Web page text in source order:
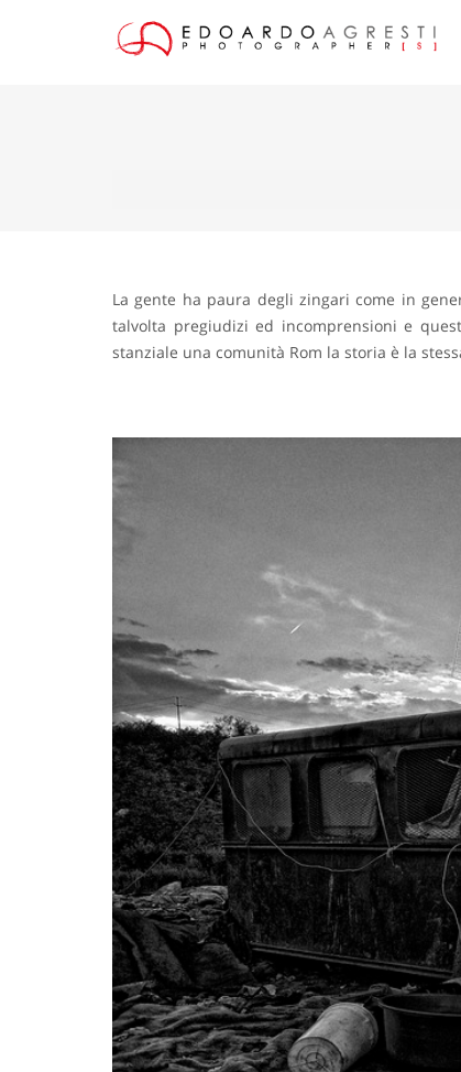
La gente ha paura degli zingari come in
talvolta pregiudizi ed incomprensioni e
stanziale una comunità Rom la storia è la